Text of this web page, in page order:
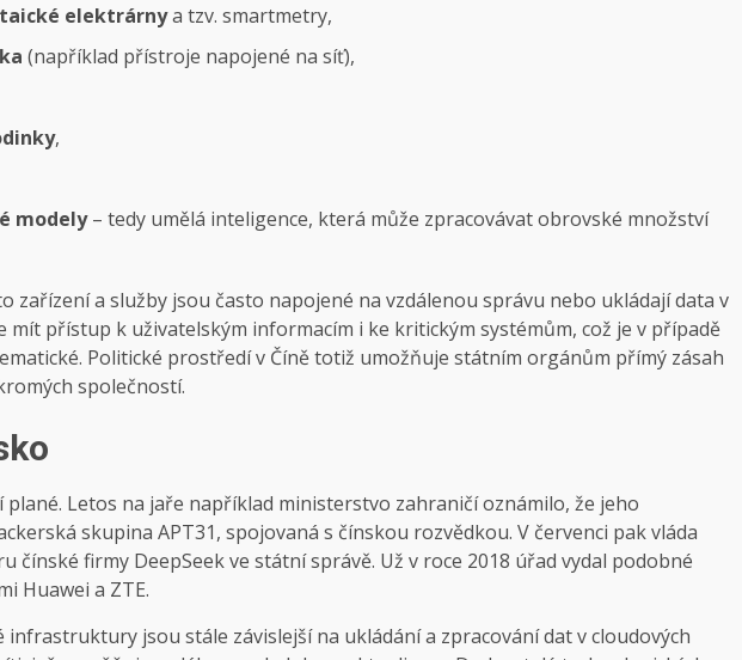
elektrárnya tzv. smartmetry,
(například přístroje napojené na síť),
,
modely– tedy umělá inteligence, která může zpracovávat obrovské množství
zařízení a služby jsou často napojené na vzdálenou správu nebo ukládají data v
mít přístup k uživatelským informacím i ke kritickým systémům, což je v případě
Politické prostředí v Číně totiž umožňuje státním orgánům přímý zásah
společností.
plané. Letos na jaře například ministerstvo zahraničí oznámilo, že jeho
skupina APT31, spojovaná s čínskou rozvědkou. V červenci pak vláda
čínské firmy DeepSeek ve státní správě. Už v roce 2018 úřad vydal podobné
Huawei a ZTE.
infrastruktury jsou stále závislejší na ukládání a zpracování dat v cloudových